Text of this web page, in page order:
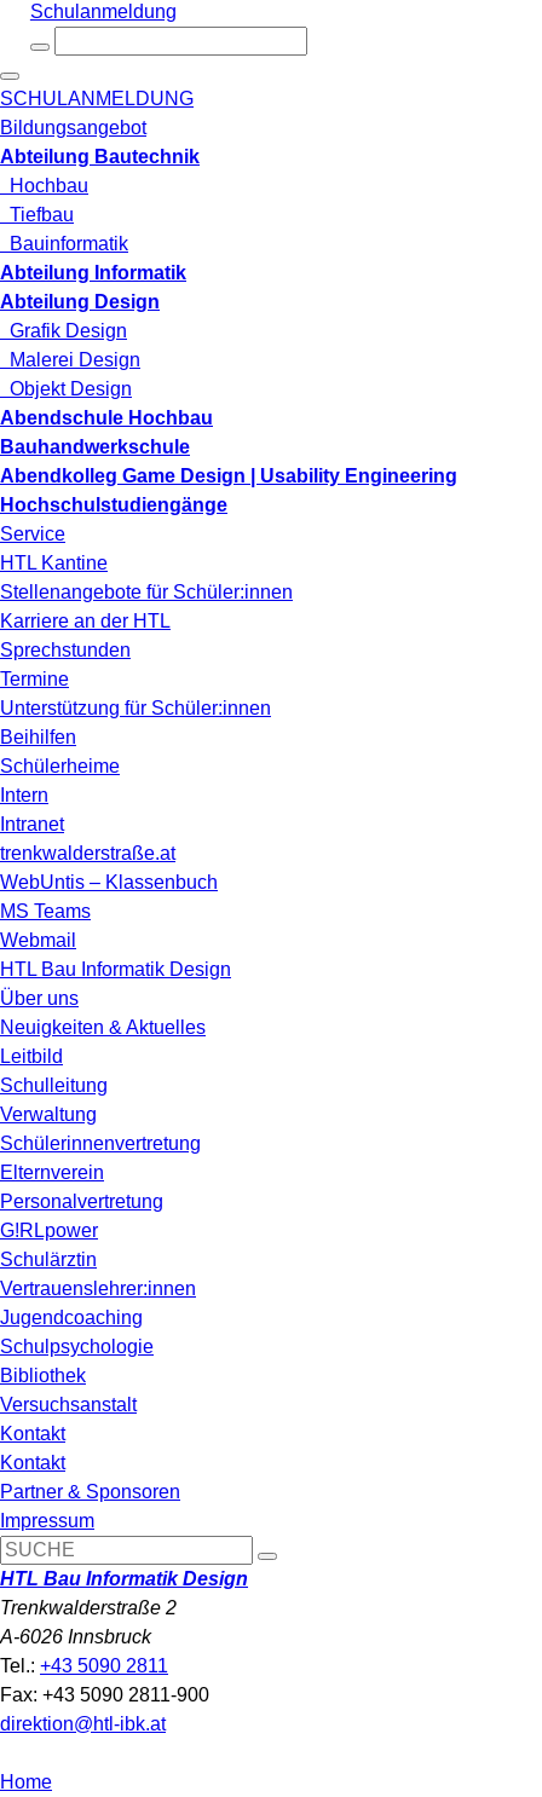
Schulanmeldung
SCHULANMELDUNG
Bildungsangebot
Abteilung Bautechnik
Hochbau
Tiefbau
Bauinformatik
Abteilung Informatik
Abteilung Design
Grafik Design
Malerei Design
Objekt Design
Abendschule Hochbau
Bauhandwerkschule
Abendkolleg Game Design | Usability Engineering
Hochschulstudiengänge
Service
HTL Kantine
Stellenangebote für Schüler:innen
Karriere an der HTL
Sprechstunden
Termine
Unterstützung für Schüler:innen
Beihilfen
Schülerheime
Intern
Intranet
trenkwalderstraße.at
WebUntis – Klassenbuch
MS Teams
Webmail
HTL Bau Informatik Design
Über uns
Neuigkeiten & Aktuelles
Leitbild
Schulleitung
Verwaltung
Schülerinnenvertretung
Elternverein
Personalvertretung
G!RLpower
Schulärztin
Vertrauenslehrer:innen
Jugendcoaching
Schulpsychologie
Bibliothek
Versuchsanstalt
Kontakt
Kontakt
Partner & Sponsoren
Impressum
HTL Bau Informatik Design
Trenkwalderstraße 2
A-6026 Innsbruck
Tel.: +43 5090 2811
Fax: +43 5090 2811-900
direktion@htl-ibk.at
Home